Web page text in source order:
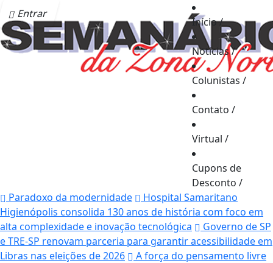
Entrar
Início/
Notícias/
Colunistas /
Contato /
Virtual /
Cupons de
Desconto /
Paradoxo da modernidade
Hospital Samaritano
Higienópolis consolida 130 anos de história com foco em
alta complexidade e inovação tecnológica
Governo de SP
e TRE-SP renovam parceria para garantir acessibilidade em
Libras nas eleições de 2026
A força do pensamento livre